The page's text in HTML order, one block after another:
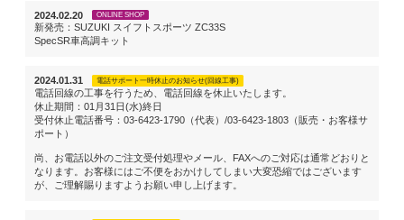
2024.02.20 ONLINE SHOP
新発売：SUZUKI スイフトスポーツ ZC33S
SpecSR車高調キット
2024.01.31 電話サポート一時休止のお知らせ(回線工事)
電話回線の工事を行うため、電話回線を休止いたします。
休止期間：01月31日(水)終日
受付休止電話番号：03-6423-1790（代表）/03-6423-1803（販売・お客様サ
ポート）
尚、お電話以外のご注文受付処理やメール、FAXへのご対応は通常どおりと
なります。お客様にはご不便をおかけしてしまい大変恐縮ではございます
が、ご理解賜りますようお願い申し上げます。